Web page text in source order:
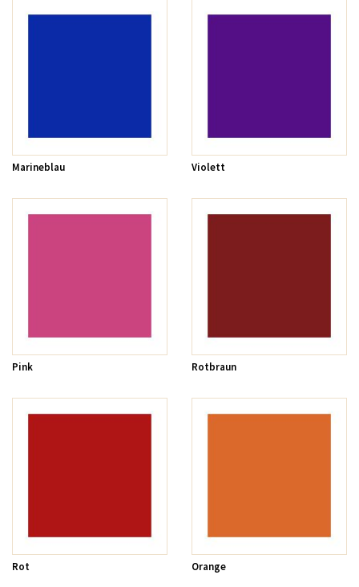
Marineblau Violett
Pink Rotbraun
Rot Orange